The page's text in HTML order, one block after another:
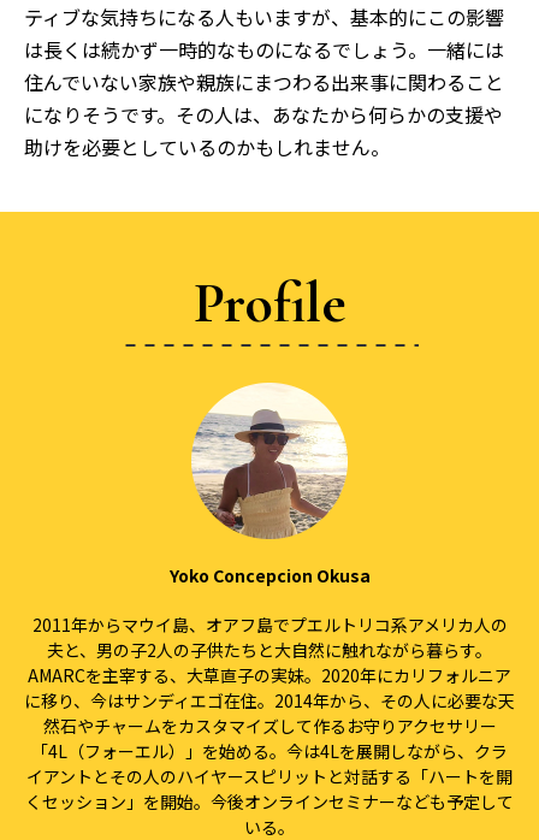
ティブな気持ちになる人もいますが、基本的にこの影響
は長くは続かず一時的なものになるでしょう。一緒には
住んでいない家族や親族にまつわる出来事に関わること
になりそうです。その人は、あなたから何らかの支援や
助けを必要としているのかもしれません。
Profile
Yoko Concepcion Okusa
2011年からマウイ島、オアフ島でプエルトリコ系アメリカ人の
夫と、男の子2人の子供たちと大自然に触れながら暮らす。
AMARCを主宰する、大草直子の実妹。2020年にカリフォルニア
に移り、今はサンディエゴ在住。2014年から、その人に必要な天
然石やチャームをカスタマイズして作るお守りアクセサリー
「4L（フォーエル）」を始める。今は4Lを展開しながら、クラ
イアントとその人のハイヤースピリットと対話する「ハートを開
くセッション」を開始。今後オンラインセミナーなども予定して
いる。